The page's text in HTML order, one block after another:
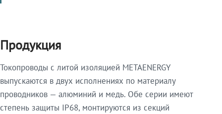
Продукция
Токопроводы с литой изоляцией METAENERGY
выпускаются в двух исполнениях по материалу
проводников — алюминий и медь. Обе серии имеют
степень защиты IP68, монтируются из секций